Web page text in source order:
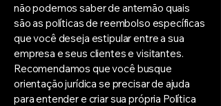
não podemos saber de antemão quais
são as políticas de reembolso específicas
que você deseja estipular entre a sua
empresa e seus clientes e visitantes.
Recomendamos que você busque
orientação jurídica se precisar de ajuda
para entender e criar sua própria Política